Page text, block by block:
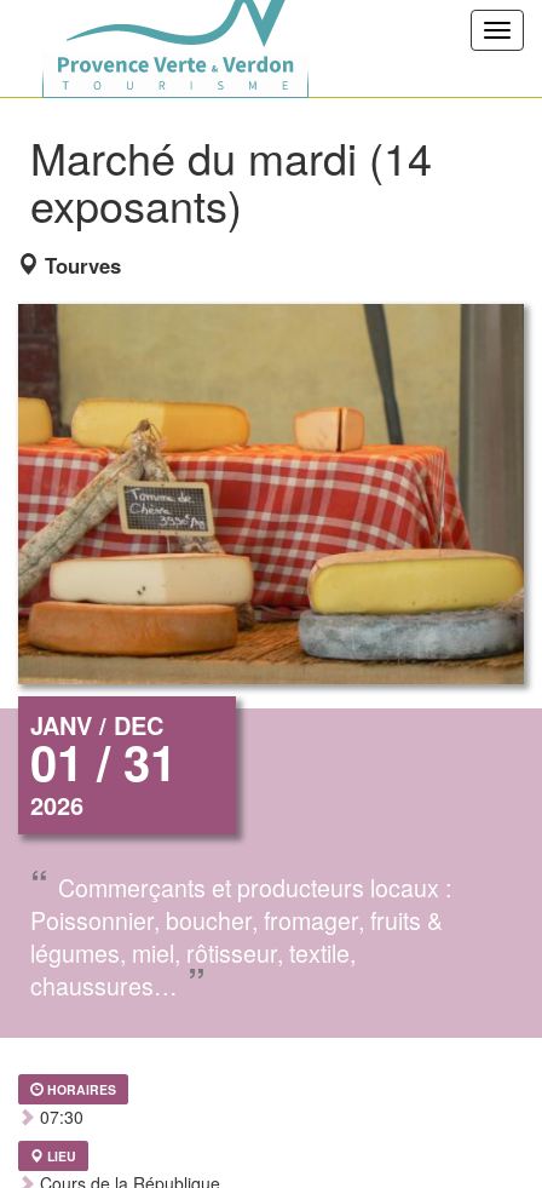
Marché du mardi (14
exposants)
Tourves
JANV / DEC
01 / 31
2026
“ Commerçants et producteurs locaux :
Poissonnier, boucher, fromager, fruits &
légumes, miel, rôtisseur, textile,
chaussures…”
HORAIRES
07:30
LIEU
Cours de la République